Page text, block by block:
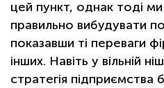
цей пункт, однак тоді
правильно вибудувати
показавши ті переваги
інших. Навіть у вільній
стратегія